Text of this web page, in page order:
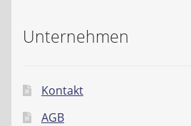
Unternehmen
Kontakt
AGB